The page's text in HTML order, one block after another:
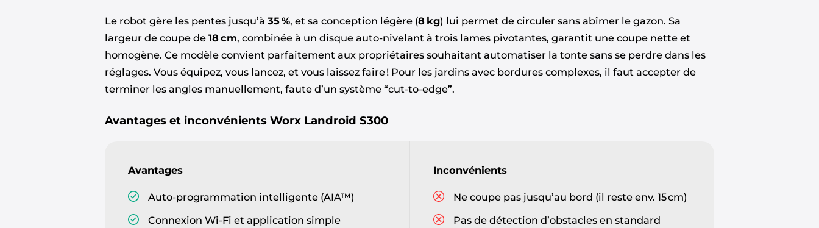
Le robot gère les pentes jusqu’à 35 %, et sa conception légère (8 kg) lui permet de circuler sans abîmer le gazon. Sa
largeur de coupe de 18 cm, combinée à un disque auto-nivelant à trois lames pivotantes, garantit une coupe nette et
homogène. Ce modèle convient parfaitement aux propriétaires souhaitant automatiser la tonte sans se perdre dans les
réglages. Vous équipez, vous lancez, et vous laissez faire ! Pour les jardins avec bordures complexes, il faut accepter de
terminer les angles manuellement, faute d’un système “cut-to-edge”.
Avantages et inconvénients Worx Landroid S300
Avantages
Auto-programmation intelligente (AIA™)
Connexion Wi‑Fi et application simple
Inconvénients
Ne coupe pas jusqu’au bord (il reste env. 15 cm)
Pas de détection d’obstacles en standard